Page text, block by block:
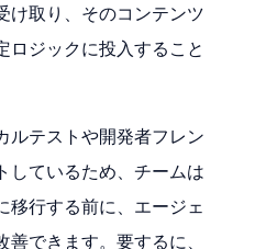
け取り、そのコンテンツ
ロジックに投入すること
ルテストや開発者フレン
しているため、チームは
移行する前に、エージェ
できます。要するに、